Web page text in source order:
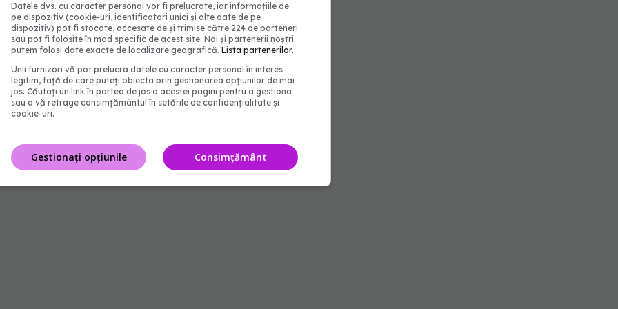
ale uleiului de pește pot fi cheia rolului său
fi, de asemenea, benefice pentru persoanele
(cu toate acestea, Centrul Național pentru
avertizează că sunt necesare mai multe cercetări
utilizarea omega-3 în tratamentul acestor
Datele dvs. cu caracter personal vor fi prelucrate, iar informațiile de
pe dispozitiv (cookie-uri, identificatori unici și alte date de pe
dispozitiv) pot fi stocate, accesate de și trimise către 224 de parteneri
sau pot fi folosite în mod specific de acest site. Noi și partenerii noștri
putem folosi date exacte de localizare geografică. Lista partenerilor.
Unii furnizori vă pot prelucra datele cu caracter personal în interes
legitim, față de care puteți obiecta prin gestionarea opțiunilor de mai
jos. Căutați un link în partea de jos a acestei pagini pentru a gestiona
sau a vă retrage consimțământul în setările de confidențialitate și
cookie-uri.
Consimțământ
Gestionați opțiunile